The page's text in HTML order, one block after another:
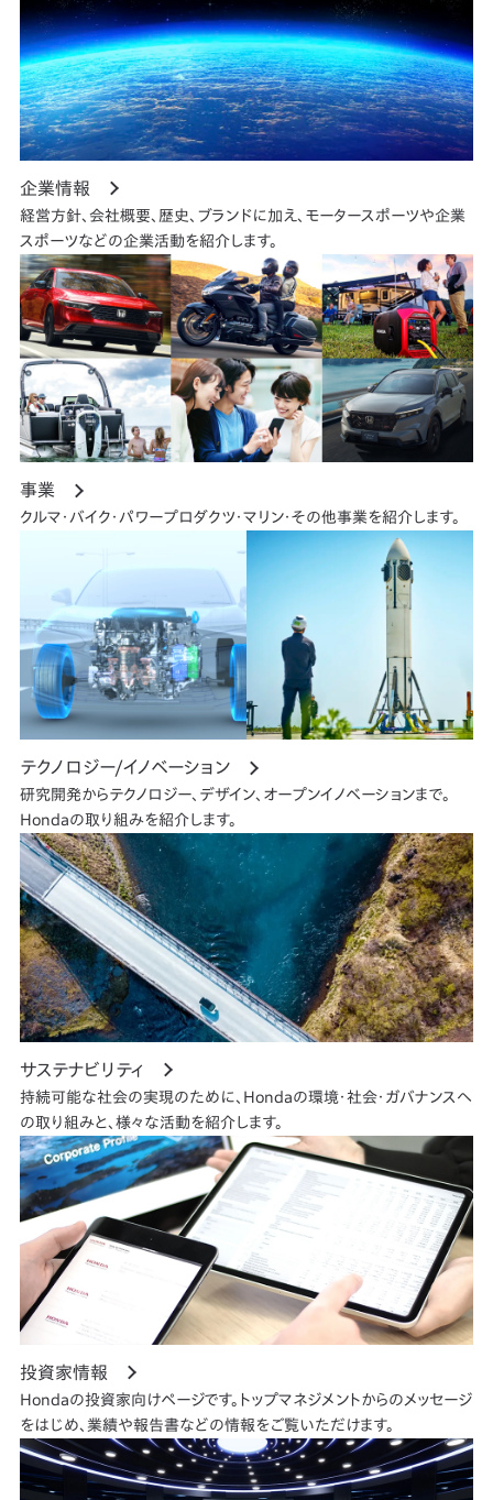
企業情報
経営方針、会社概要、歴史、ブランドに加え、モータースポーツや企業
スポーツなどの企業活動を紹介します。
事業
クルマ・バイク・パワープロダクツ・マリン・その他事業を紹介します。
テクノロジー/イノベーション
研究開発からテクノロジー、デザイン、オープンイノベーションまで。
Hondaの取り組みを紹介します。
サステナビリティ
持続可能な社会の実現のために、Hondaの環境・社会・ガバナンスへ
の取り組みと、様々な活動を紹介します。
投資家情報
Hondaの投資家向けページです。トップマネジメントからのメッセージ
をはじめ、業績や報告書などの情報をご覧いただけます。